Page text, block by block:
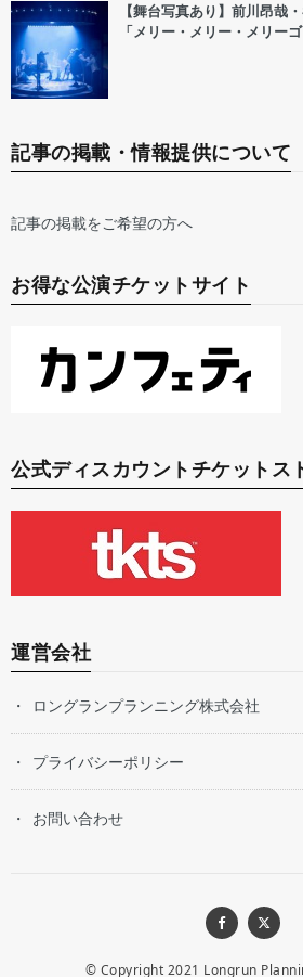
【舞台写真あり】前川昂哉
「メリー・メリー・メリー
記事の掲載・情報提供について
記事の掲載をご希望の方へ
お得な公演チケットサイト
公式ディスカウントチケットス
運営会社
ロングランプランニング株式会社
プライバシーポリシー
お問い合わせ
© Copyright 2021 Longrun